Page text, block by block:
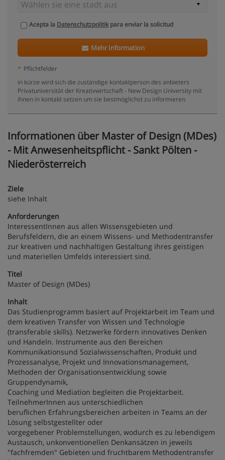
Acepta la Datenschutzpolitikpara enviar la solicitud
Mehr Information
* Pflichtfelder
in kürze wird sich die zuständige kontaktperson des anbieters
Privatuniversität der Kreativwirtschaft - New Design University mit
ihnen in kontakt setzen um sie bestmöglichst zu informieren
Informationen über Master of Design (MDes)
- Mit Anwesenheitspflicht - Sankt Pölten -
Niederösterreich
Ziele
siehe Inhalt
Anforderungen
InteressentInnen aus allen Wissensgebieten und
Berufsfeldern, die an einem Wissens- und Methodentransfer
zur kreativen und nachhaltigen Gestaltung ihres geistigen
und materiellen Umfelds interessiert sind.
Titel
Master of Design (MDes)
Inhalt
Das Studienprogramm basiert auf Projektarbeit im Team und
dem kreativen Transfer von Wissen und Technologie
(transferable skills). Netzwerke fördern innovatives Denken
und Handeln. Instrumente aus den Bereichen
Kommunikationsund Sozialwissenschaften, Produkt und
Prozessanalyse, Projekt und Innovationsmanagement,
Methoden der Organisationsentwicklung sowie
Gruppendynamik,
Coaching und Mediation begleiten die Projektarbeit.
TeilnehmerInnen aus unterschiedlichen
beruflichen Erfahrungsbereichen arbeiten in Teams an der
Lösung selbstgestellter oder
vorgegebener Problemstellungen, wodurch es zu lebendigem
Austausch, unkonventionellen Denkansätzen in jeweils
"fachfremden" Gebieten und fruchtbarem Methodentransfer